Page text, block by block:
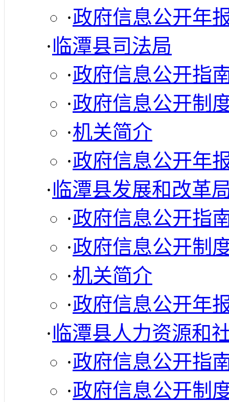
·政府信息公开年
·临潭县司法局
·政府信息公开指
·政府信息公开制
·机关简介
·政府信息公开年
·临潭县发展和改革
·政府信息公开指
·政府信息公开制
·机关简介
·政府信息公开年
·临潭县人力资源和
·政府信息公开指
·政府信息公开制